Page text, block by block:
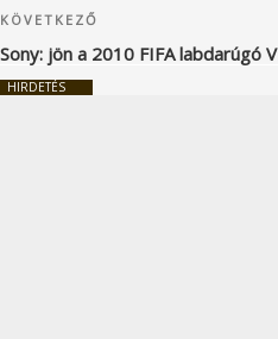
Következő
bejegyzés
KÖVETKEZŐ
Sony: jön a 2010 FIFA labdarúgó
HIRDETÉS